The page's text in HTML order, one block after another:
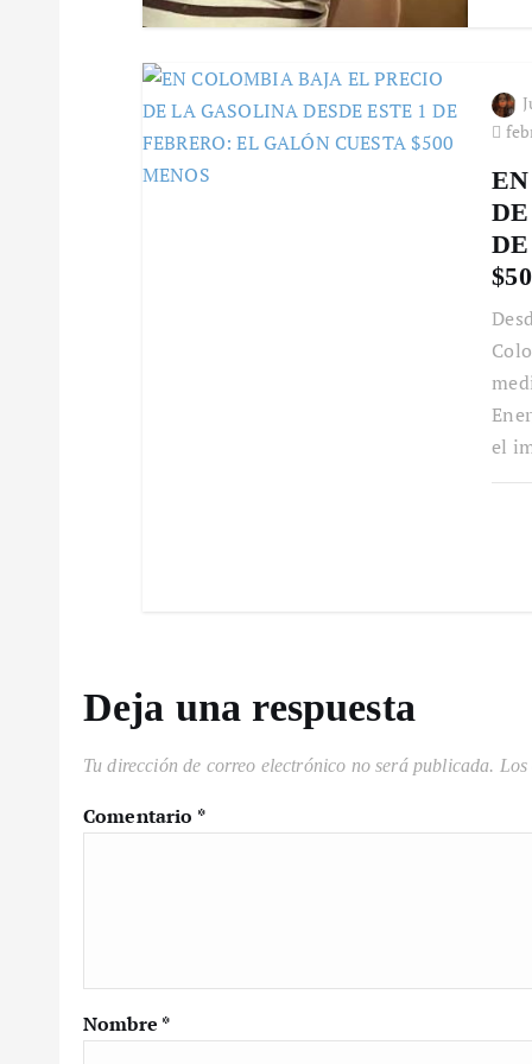
el
Deja una respuesta
Tu dirección de correo electrónico no será publicada.
Comentario *
Nombre *